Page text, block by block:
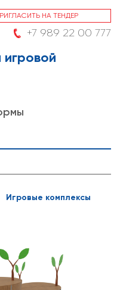
НА ТЕНДЕР
+7 989 22 00 777
Игровые комплексы